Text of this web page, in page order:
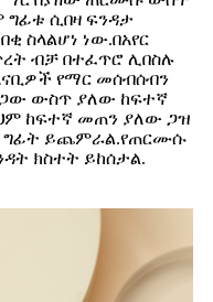
ሲበዛ ፍንዳታ
ስላልሆነ ነው.በአየር
ብቻ በተፈጥሮ ሊበስሉ
የማር መሰብሰብን
ውስጥ ያለው ከፍተኛ
ከፍተኛ መጠን ያለው ጋዝ
ግፊት ይጨምራል.የጠርሙሱ
ክስተት ይከሰታል.